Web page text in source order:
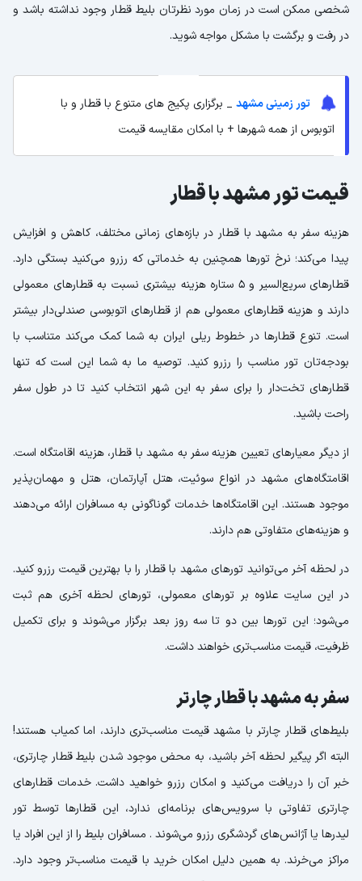
شخصی ممکن است در زمان مورد نظرتان بلیط قطار وجود نداشته باشد و
در رفت و برگشت با مشکل مواجه شوید.
تور زمینی مشهد _ برگزاری پکیج های متنوع با قطار و با
اتوبوس از همه شهرها + با امکان مقایسه قیمت
قیمت تور مشهد با قطار
هزینه سفر به مشهد با قطار در بازه‌های زمانی مختلف، کاهش و افزایش
پیدا می‌کند؛ نرخ تورها همچنین به خدماتی که رزرو می‌کنید بستگی دارد.
قطارهای سریع‌السیر و ۵ ستاره هزینه بیشتری نسبت به قطارهای معمولی
دارند و هزینه قطارهای معمولی هم از قطارهای اتوبوسی صندلی‌دار بیشتر
است. تنوع قطارها در خطوط ریلی ایران به شما کمک می‌کند متناسب با
بودجه‌تان تور مناسب را رزرو کنید. توصیه ما به شما این است که تنها
قطارهای تخت‌دار را برای سفر به این شهر انتخاب کنید تا در طول سفر
راحت باشید.
از دیگر معیارهای تعیین هزینه سفر به مشهد با قطار، هزینه اقامتگاه است.
اقامتگاه‌های مشهد در انواع سوئیت، هتل آپارتمان، هتل و مهمان‌پذیر
موجود هستند. این اقامتگاه‌ها خدمات گوناگونی به مسافران ارائه می‌دهند
و هزینه‌های متفاوتی هم دارند.
در لحظه آخر می‌توانید تورهای مشهد با قطار را با بهترین قیمت رزرو کنید.
در این سایت علاوه بر تورهای معمولی، تورهای لحظه آخری هم ثبت
می‌شود؛ این تورها بین دو تا سه روز بعد برگزار می‌شوند و برای تکمیل
ظرفیت، قیمت مناسب‌تری خواهند داشت.
سفر به مشهد با قطار چارتر
بلیط‌های قطار چارتر با مشهد قیمت مناسب‌تری دارند، اما کمیاب هستند!
البته اگر پیگیر لحظه آخر باشید، به محض موجود شدن بلیط قطار چارتری،
خبر آن را دریافت می‌کنید و امکان رزرو خواهید داشت. خدمات قطارهای
چارتری تفاوتی با سرویس‌های برنامه‌ای ندارد، این قطارها توسط تور
لیدرها یا آژانس‌های گردشگری رزرو می‌شوند . مسافران بلیط را از این افراد یا
مراکز می‌خرند. به همین دلیل امکان خرید با قیمت مناسب‌تر وجود دارد.